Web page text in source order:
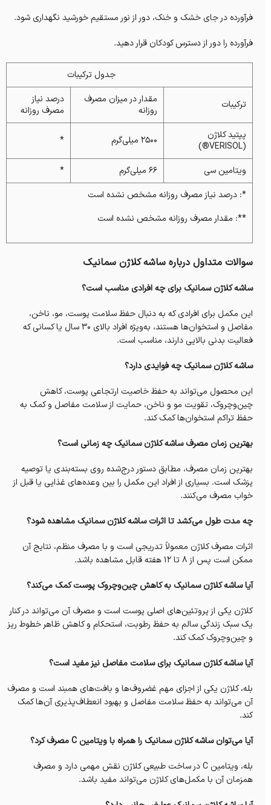
فرآورده در جای خشک و خنک، دور از نور مستقیم خورشید نگهداری شود.
فرآورده را دور از دسترس کودکان قرار دهید.
جدول ترکیبات
ترکیبات
مقدار در میزان مصرف
روزانه
درصد نیاز
مصرف روزانه
پپتید کلاژن
(VERISOL®)
۲۵۰۰ میلی‌گرم *
ویتامین سی ۶۶ میلی‌گرم
*
*: درصد نیاز مصرف روزانه مشخص نشده است
**: مقدار مصرف روزانه مشخص نشده است
سوالات متداول درباره ساشه کلاژن سمانیک
ساشه کلاژن سمانیک برای چه افرادی مناسب است؟
این مکمل برای افرادی که به دنبال حفظ سلامت پوست، مو، ناخن،
مفاصل و استخوان‌ها هستند، به‌ویژه افراد بالای ۳۰ سال یا کسانی که
فعالیت بدنی بالایی دارند، مناسب است.
ساشه کلاژن سمانیک چه فوایدی دارد؟
این محصول می‌تواند به حفظ خاصیت ارتجاعی پوست، کاهش
چین‌وچروک، تقویت مو و ناخن، حمایت از سلامت مفاصل و کمک به
حفظ تراکم استخوان‌ها کمک کند.
بهترین زمان مصرف ساشه کلاژن سمانیک چه زمانی است؟
بهترین زمان مصرف، مطابق دستور درج‌شده روی بسته‌بندی یا توصیه
پزشک است. بسیاری از افراد این مکمل را بین وعده‌های غذایی یا قبل از
خواب مصرف می‌کنند.
چه مدت طول می‌کشد تا اثرات ساشه کلاژن سمانیک مشاهده شود؟
اثرات مصرف کلاژن معمولاً تدریجی است و با مصرف منظم، نتایج آن
ممکن است پس از ۸ تا ۱۲ هفته قابل مشاهده باشد.
آیا ساشه کلاژن سمانیک به کاهش چین‌وچروک پوست کمک می‌کند؟
کلاژن یکی از پروتئین‌های اصلی پوست است و مصرف آن می‌تواند در کنار
یک سبک زندگی سالم به حفظ رطوبت، استحکام و کاهش ظاهر خطوط ریز
و چین‌وچروک کمک کند.
آیا ساشه کلاژن سمانیک برای سلامت مفاصل نیز مفید است؟
بله، کلاژن یکی از اجزای مهم غضروف‌ها و بافت‌های همبند است و مصرف
آن می‌تواند به حفظ سلامت مفاصل و بهبود انعطاف‌پذیری آن‌ها کمک
کند.
آیا می‌توان ساشه کلاژن سمانیک را همراه با ویتامین C مصرف کرد؟
بله، ویتامین C در ساخت طبیعی کلاژن نقش مهمی دارد و مصرف
همزمان آن با مکمل‌های کلاژن می‌تواند مفید باشد.